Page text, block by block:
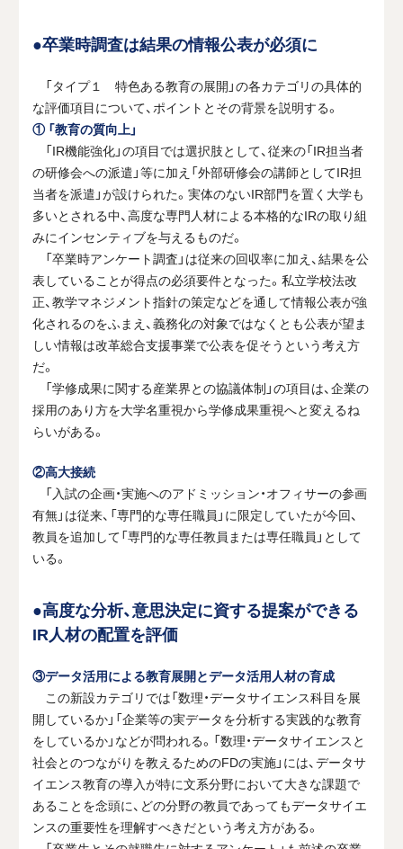
●卒業時調査は結果の情報公表が必須に
「タイプ１ 特色ある教育の展開」の各カテゴリの具体的
な評価項目について、ポイントとその背景を説明する。
① 「教育の質向上」
「IR機能強化」の項目では選択肢として、従来の「IR担当者
の研修会への派遣」等に加え「外部研修会の講師としてIR担
当者を派遣」が設けられた。実体のないIR部門を置く大学も
多いとされる中、高度な専門人材による本格的なIRの取り組
みにインセンティブを与えるものだ。
「卒業時アンケート調査」は従来の回収率に加え、結果を公
表していることが得点の必須要件となった。私立学校法改
正、教学マネジメント指針の策定などを通して情報公表が強
化されるのをふまえ、義務化の対象ではなくとも公表が望ま
しい情報は改革総合支援事業で公表を促そうという考え方
だ。
「学修成果に関する産業界との協議体制」の項目は、企業の
採用のあり方を大学名重視から学修成果重視へと変えるね
らいがある。
②高大接続
「入試の企画・実施へのアドミッション・オフィサーの参画
有無」は従来、「専門的な専任職員」に限定していたが今回、
教員を追加して「専門的な専任教員または専任職員」として
いる。
●高度な分析、意思決定に資する提案ができる
IR人材の配置を評価
③データ活用による教育展開とデータ活用人材の育成
この新設カテゴリでは「数理・データサイエンス科目を展
開しているか」「企業等の実データを分析する実践的な教育
をしているか」などが問われる。「数理・データサイエンスと
社会とのつながりを教えるためのFDの実施」には、データサ
イエンス教育の導入が特に文系分野において大きな課題で
あることを念頭に、どの分野の教員であってもデータサイエ
ンスの重要性を理解すべきだという考え方がある。